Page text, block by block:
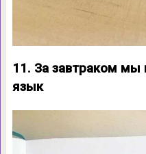
11. За завтраком мы
язык